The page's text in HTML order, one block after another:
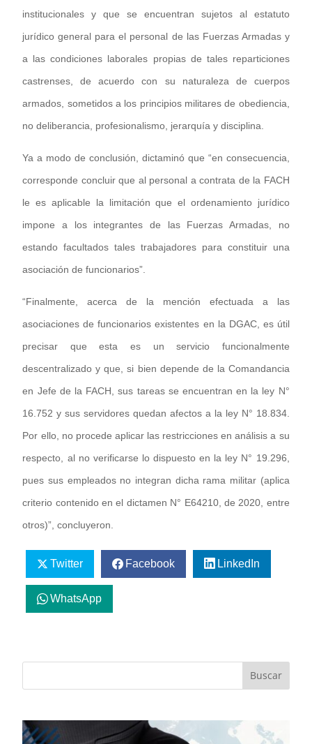
institucionales y que se encuentran sujetos al estatuto
jurídico general para el personal de las Fuerzas Armadas y
a las condiciones laborales propias de tales reparticiones
castrenses, de acuerdo con su naturaleza de cuerpos
armados, sometidos a los principios militares de obediencia,
no deliberancia, profesionalismo, jerarquía y disciplina.
Ya a modo de conclusión, dictaminó que “en consecuencia,
corresponde concluir que al personal a contrata de la FACH
le es aplicable la limitación que el ordenamiento jurídico
impone a los integrantes de las Fuerzas Armadas, no
estando facultados tales trabajadores para constituir una
asociación de funcionarios”.
“Finalmente, acerca de la mención efectuada a las
asociaciones de funcionarios existentes en la DGAC, es útil
precisar que esta es un servicio funcionalmente
descentralizado y que, si bien depende de la Comandancia
en Jefe de la FACH, sus tareas se encuentran en la ley N°
16.752 y sus servidores quedan afectos a la ley N° 18.834.
Por ello, no procede aplicar las restricciones en análisis a su
respecto, al no verificarse lo dispuesto en la ley N° 19.296,
pues sus empleados no integran dicha rama militar (aplica
criterio contenido en el dictamen N° E64210, de 2020, entre
otros)”, concluyeron.
Twitter Facebook LinkedIn
WhatsApp